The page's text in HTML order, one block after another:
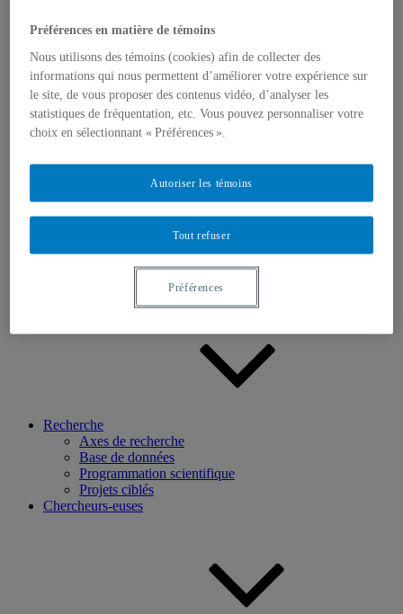
Communiqués
Dans les médias
Activités
Événements à venir
Archives et bilans
Colloque international CRISES
Perspectives et dialogue
Vidéos et baladodiffusions
Recherche
Axes de recherche
Base de données
Programmation scientifique
Projets ciblés
Chercheurs-euses
Préférences en matière de témoins
Nous utilisons des témoins (cookies) afin de collecter des
informations qui nous permettent d’améliorer votre expérience sur
le site, de vous proposer des contenus vidéo, d’analyser les
statistiques de fréquentation, etc. Vous pouvez personnaliser votre
choix en sélectionnant « Préférences ».
Tout refuser
Autoriser les témoins
Préférences